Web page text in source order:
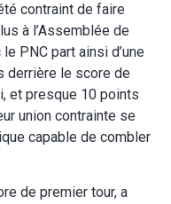
contraint de faire
à l’Assemblée de
PNC part ainsi d’une
derrière le score de
et presque 10 points
union contrainte se
capable de combler
de premier tour, a